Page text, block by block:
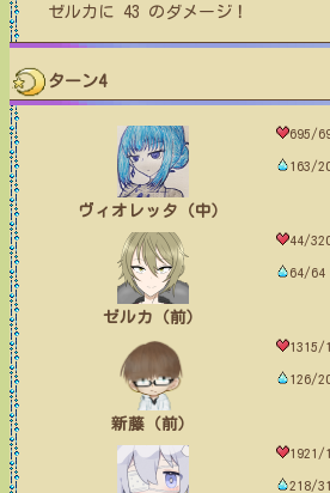
ゼルカ に 43 のダメージ！
ターン4
ヴィオレッタ（中）
695/
163/
ゼルカ（前）
44/
64/64
新藤（前）
1315/
126/
1921/
218/